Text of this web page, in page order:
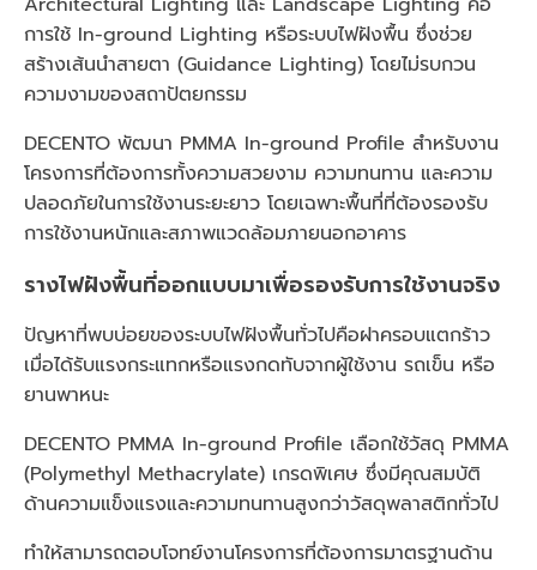
การใช้ In-ground Lighting หรือระบบไฟฝังพื้น ซึ่งช่วย
สร้างเส้นนำสายตา (Guidance Lighting) โดยไม่รบกวน
ความงามของสถาปัตยกรรม
DECENTO พัฒนา PMMA In-ground Profile สำหรับงาน
โครงการที่ต้องการทั้งความสวยงาม ความทนทาน และความ
ปลอดภัยในการใช้งานระยะยาว โดยเฉพาะพื้นที่ที่ต้องรองรับ
การใช้งานหนักและสภาพแวดล้อมภายนอกอาคาร
รางไฟฝังพื้นที่ออกแบบมาเพื่อรองรับการใช้งานจริง
ปัญหาที่พบบ่อยของระบบไฟฝังพื้นทั่วไปคือฝาครอบแตกร้าว
เมื่อได้รับแรงกระแทกหรือแรงกดทับจากผู้ใช้งาน รถเข็น หรือ
ยานพาหนะ
DECENTO PMMA In-ground Profile เลือกใช้วัสดุ PMMA
(Polymethyl Methacrylate) เกรดพิเศษ ซึ่งมีคุณสมบัติ
ด้านความแข็งแรงและความทนทานสูงกว่าวัสดุพลาสติกทั่วไป
ทำให้สามารถตอบโจทย์งานโครงการที่ต้องการมาตรฐานด้าน